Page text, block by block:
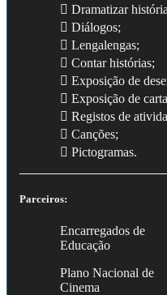
 Dramatizar
 Diálogos;
 Lengalengas;
 Contar histórias;
 Exposição de
 Exposição de
 Registos de
 Canções;
 Pictogramas.
Parceiros:
Encarregados de
Educação
Plano Nacional de
Cinema